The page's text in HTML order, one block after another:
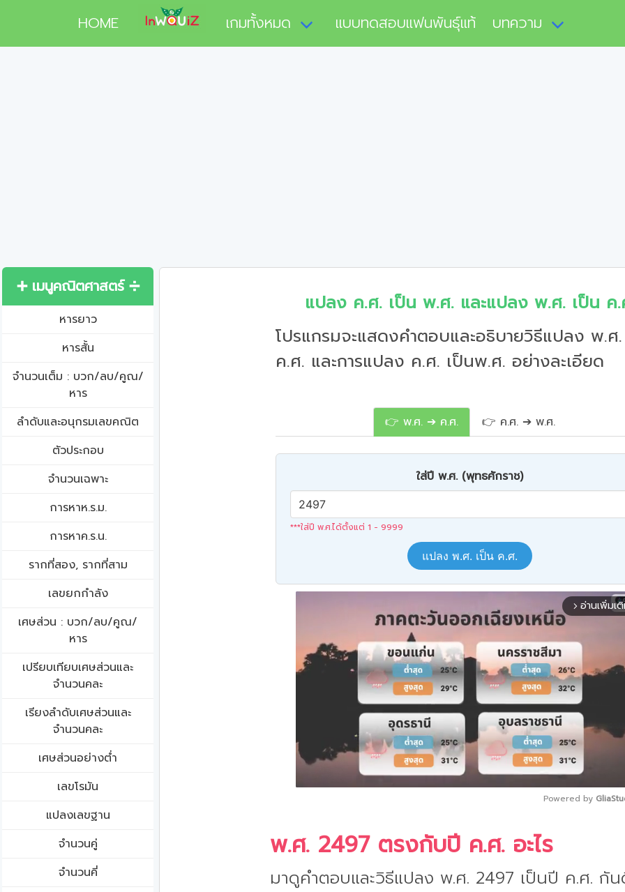
HOME เกมทั้งหมด แบบทดสอบแฟนพันธุ์แท้ บทความ
➕ เมนูคณิตศาสตร์ ➗
หารยาว
หารสั้น
จำนวนเต็ม : บวก/ลบ/คูณ/
หาร
ลำดับและอนุกรมเลขคณิต
ตัวประกอบ
จำนวนเฉพาะ
การหาห.ร.ม.
การหาค.ร.น.
รากที่สอง, รากที่สาม
เลขยกกำลัง
เศษส่วน : บวก/ลบ/คูณ/
หาร
เปรียบเทียบเศษส่วนและ
จำนวนคละ
เรียงลำดับเศษส่วนและ
จำนวนคละ
เศษส่วนอย่างต่ำ
เลขโรมัน
แปลงเลขฐาน
จำนวนคู่
จำนวนคี่
แปลง ค.ศ. เป็น พ.ศ. และแปลง พ.ศ. เป็น ค.
โปรแกรมจะแสดงคำตอบและอธิบายวิธีแปลง พ.ศ
ค.ศ. และการแปลง ค.ศ. เป็นพ.ศ. อย่างละเอียด
👉 พ.ศ. ➔ ค.ศ. 👉 ค.ศ. ➔ พ.ศ.
ใส่ปี พ.ศ. (พุทธศักราช)
***ใส่ปี พ.ศ.ได้ตั้งแต่ 1 - 9999
แปลง พ.ศ. เป็น ค.ศ.
arrow_forward_ios อ่านเพิ่มเ
Powered by
พ.ศ. 2497 ตรงกับปี ค.ศ. อะไร
มาดูคำตอบและวิธีแปลง พ.ศ. 2497 เป็นปี ค.ศ. กั